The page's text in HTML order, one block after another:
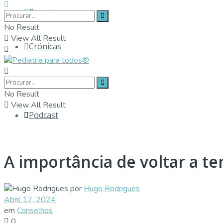
Parceiros
Crónicas
Contactos
Podcast
No Result
View All Result
No Result
View All Result
A importância de voltar a
por Hugo Rodrigues
Abril 17, 2024
em Conselhos